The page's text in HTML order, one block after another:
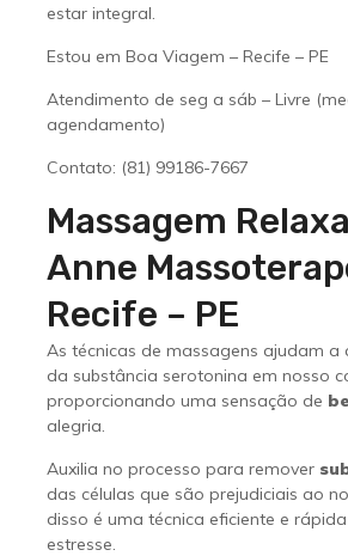
estar integral.
Estou em Boa Viagem – Recife – PE
Atendimento de seg a sáb – Livre
agendamento)
Contato: (81) 99186-7667
Massagem
Anne
Recife – PE
As técnicas de massagens ajudam a
da substância serotonina em nosso
proporcionando uma sensação de
alegria.
Auxilia no processo para remover
das células que são prejudiciais ao
disso é uma técnica eficiente e
estresse.